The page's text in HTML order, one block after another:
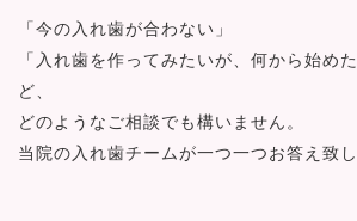
「今の入れ歯が合わない」
「入れ歯を作ってみたいが、何から始め
ど、
どのようなご相談でも構いません。
当院の入れ歯チームが一つ一つお答え致し